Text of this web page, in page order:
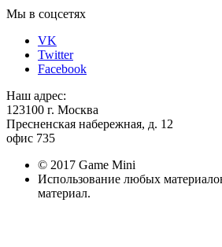
Мы в соцсетях
VK
Twitter
Facebook
Наш адрес:
123100 г. Москва
Пресненская набережная, д. 12
офис 735
© 2017 Game Mini
Использование любых
материал.